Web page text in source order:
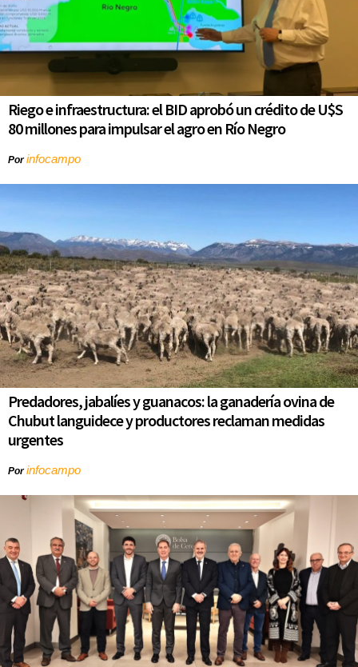
Riego e infraestructura: el BID aprobó un crédito de U$S
80 millones para impulsar el agro en Río Negro
Porinfocampo
Predadores, jabalíes y guanacos: la ganadería ovina de
Chubut languidece y productores reclaman medidas
urgentes
Porinfocampo